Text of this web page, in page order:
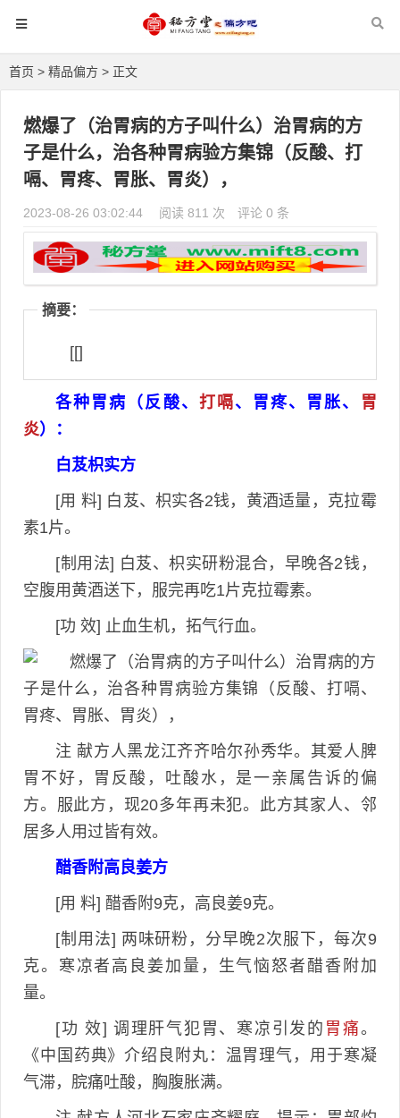
首页 > 精品偏方 > 正文
燃爆了（治胃病的方子叫什么）治胃病的方
子是什么，治各种胃病验方集锦（反酸、打
嗝、胃疼、胃胀、胃炎），
2023-08-26 03:02:44 阅读 811 次 评论 0 条
摘要：
[[]
各种胃病（反酸、 打嗝、胃疼、胃胀、
胃
炎）：
白芨枳实方
[用 料] 白芨、枳实各2钱，黄酒适量，克拉霉
素1片。
[制用法] 白芨、枳实研粉混合，早晚各2钱，
空腹用黄酒送下，服完再吃1片克拉霉素。
[功 效] 止血生机，拓气行血。
注 献方人黑龙江齐齐哈尔孙秀华。其爱人脾
胃不好，胃反酸，吐酸水，是一亲属告诉的偏
方。服此方，现20多年再未犯。此方其家人、邻
居多人用过皆有效。
醋香附高良姜方
[用 料] 醋香附9克，高良姜9克。
[制用法] 两味研粉，分早晚2次服下，每次9
克。寒凉者高良姜加量，生气恼怒者醋香附加
量。
[功 效] 调理肝气犯胃、寒凉引发的 胃痛。
《中国药典》介绍良附丸：温胃理气，用于寒凝
气滞，脘痛吐酸，胸腹胀满。